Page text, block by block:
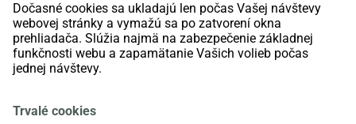
Dočasné cookies sa ukladajú len počas Vašej návštevy
webovej stránky a vymažú sa po zatvorení okna
prehliadača. Slúžia najmä na zabezpečenie základnej
funkčnosti webu a zapamätanie Vašich volieb počas
jednej návštevy.
Trvalé cookies